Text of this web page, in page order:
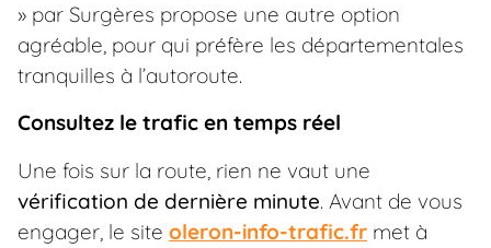
» par Surgères propose une autre option
agréable, pour qui préfère les départementales
tranquilles à l’autoroute.
Consultez le trafic en temps réel
Une fois sur la route, rien ne vaut une
vérification de dernière minute. Avant de vous
engager, le site oleron-info-trafic.fr met à